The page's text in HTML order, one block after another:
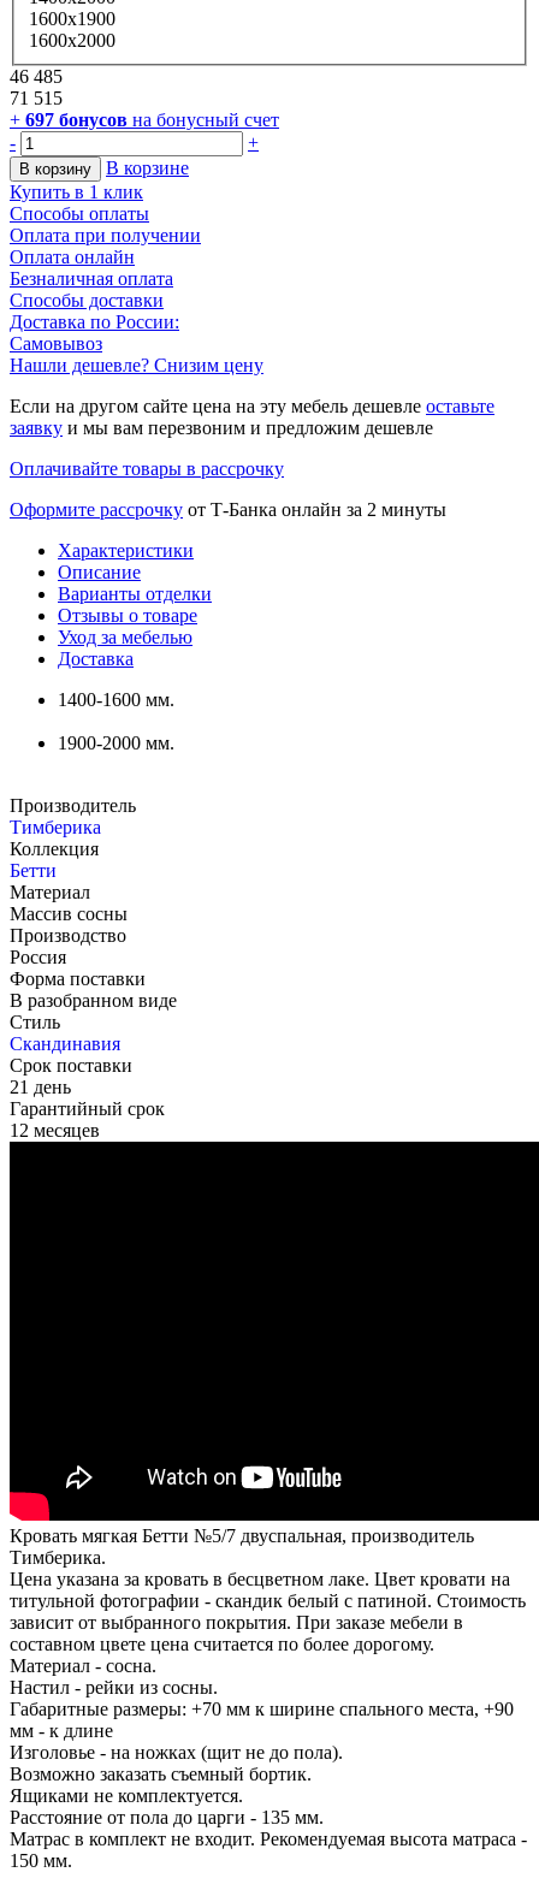
1600х1900
1600х2000
46 485
71 515
+ 697 бонусов на бонусный счет
-
+
В корзину
В корзине
Купить в 1 клик
Способы оплаты
Оплата при получении
Оплата онлайн
Безналичная оплата
Способы доставки
Доставка по России:
Самовывоз
Нашли дешевле? Снизим цену
Если на другом сайте цена на эту мебель дешевле оставьте
заявку и мы вам перезвоним и предложим дешевле
Оплачивайте товары в рассрочку
Оформите рассрочку от Т-Банка онлайн за 2 минуты
Характеристики
Описание
Варианты отделки
Отзывы о товаре
Уход за мебелью
Доставка
1400-1600 мм.
1900-2000 мм.
Производитель
Тимберика
Коллекция
Бетти
Материал
Массив сосны
Производство
Россия
Форма поставки
В разобранном виде
Стиль
Скандинавия
Срок поставки
21 день
Гарантийный срок
12 месяцев
Кровать мягкая Бетти №5/7 двуспальная, производитель
Тимберика.
Цена указана за кровать в бесцветном лаке. Цвет кровати на
титульной фотографии - скандик белый с патиной. Стоимость
зависит от выбранного покрытия. При заказе мебели в
составном цвете цена считается по более дорогому.
Материал - сосна.
Настил - рейки из сосны.
Габаритные размеры: +70 мм к ширине спального места, +90
мм - к длине
Изголовье - на ножках (щит не до пола).
Возможно заказать съемный бортик.
Ящиками не комплектуется.
Расстояние от пола до царги - 135 мм.
Матрас в комплект не входит. Рекомендуемая высота матраса -
150 мм.